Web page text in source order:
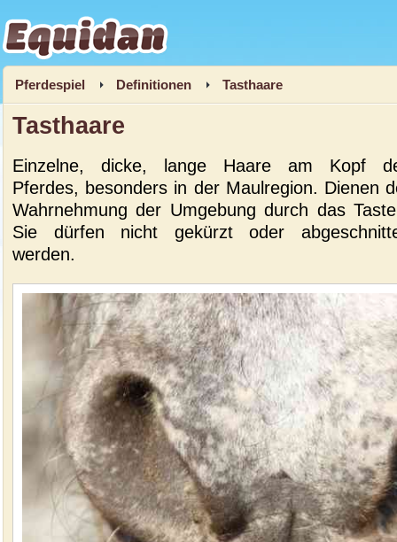
Equidan
Pferdespiel Definitionen Tasthaare
Tasthaare
Einzelne, dicke, lange Haare am Kopf
Pferdes, besonders in der Maulregion. Dienen
Wahrnehmung der Umgebung durch das
Sie dürfen nicht gekürzt oder
werden.